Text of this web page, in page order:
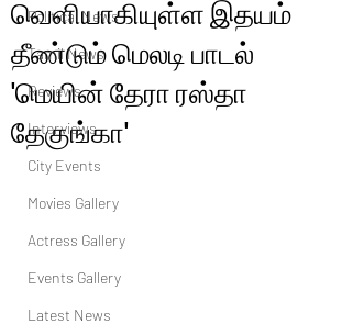
Political News
Tamil News
Reviews
Interviews
City Events
Movies Gallery
Actress Gallery
Events Gallery
Latest News
வெளியாகியுள்ள இதயம்
தீண்டும் மெலடி பாடல்
'மெயின் தேரா ரஸ்தா
தேகுங்கா'